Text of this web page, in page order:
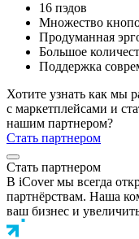
16 пэдов
Множество
Продуманная
Большое
Поддержка
Хотите узнать как мы
с маркетплейсами и
нашим партнером?
Стать партнером
Стать партнером
В iCover мы всегда
партнёрствам. Наша
ваш бизнес и